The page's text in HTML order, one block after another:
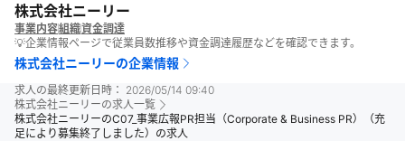
株式会社ニーリー
事業内容組織資金調達
💡企業情報ページで従業員数推移や資金調達履歴などを確認できます。
株式会社ニーリーの企業情報
求人の最終更新日時： 2026/05/14 09:40
株式会社ニーリーの求人一覧
株式会社ニーリーのC07_事業広報PR担当（Corporate & Business PR）（充
足により募集終了しました）の求人